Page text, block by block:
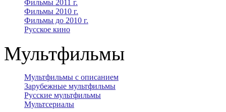
Фильмы 2011 г.
Фильмы 2010 г.
Фильмы до 2010 г.
Русское кино
Мультфильмы
Мультфильмы с описанием
Зарубежные мультфильмы
Русские мультфильмы
Мультсериалы